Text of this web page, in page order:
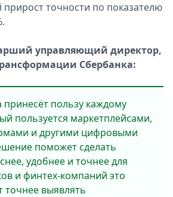
точности по показателю
управляющий директор,
Сбербанка:
принесёт пользу каждому
пользуется маркетплейсами,
и другими цифровыми
поможет сделать
удобнее и точнее для
и финтех-компаний это
выявлять